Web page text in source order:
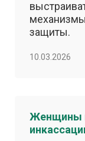
механизмы
защиты.
10.03.2026
Женщины